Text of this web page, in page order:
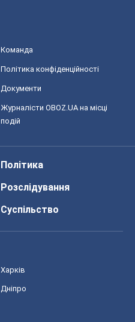
Команда
Політика конфіденційності
Документи
Журналісти OBOZ.UA на місці
подій
Політика
Розслідування
Суспільство
Харків
Дніпро